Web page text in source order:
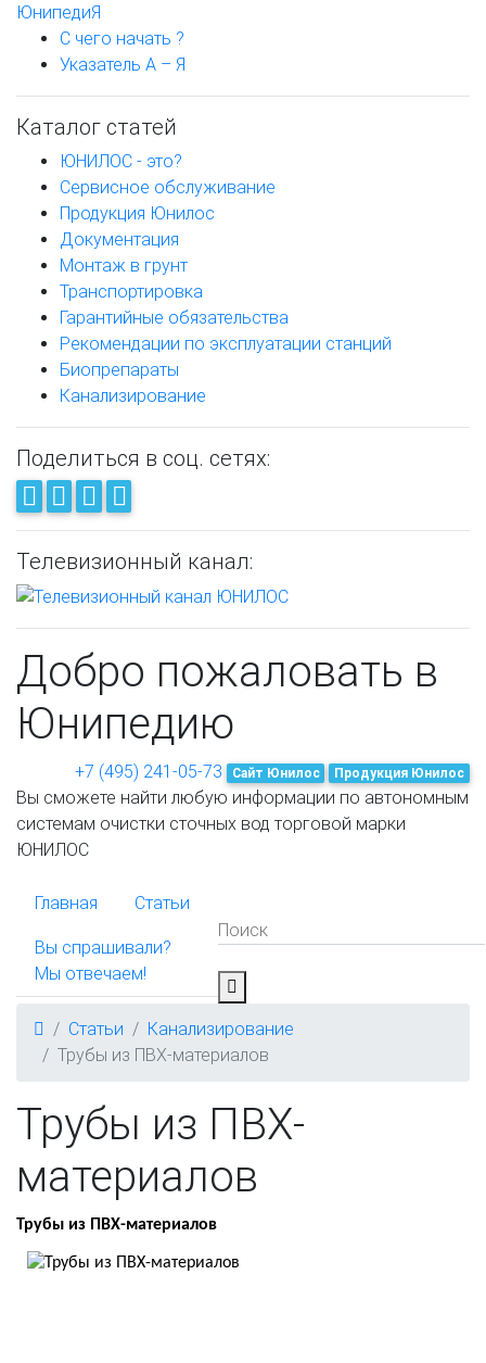
ЮнипедиЯ
С чего начать ?
Указатель А – Я
Каталог статей
ЮНИЛОС - это?
Сервисное обслуживание
Продукция Юнилос
Документация
Монтаж в грунт
Транспортировка
Гарантийные обязательства
Рекомендации по эксплуатации станций
Биопрепараты
Канализирование
Поделиться в соц. сетях:
Телевизионный канал:
Добро пожаловать в
Юнипедию
+7 (495) 241-05-73 Cайт Юнилос Продукция Юнилос
Вы сможете найти любую информации по автономным
системам очистки сточных вод торговой марки
ЮНИЛОС
Поиск
Главная Статьи
Вы спрашивали?
Мы отвечаем!
Статьи
Канализирование
Трубы из ПВХ-материалов
Трубы из ПВХ-
материалов
Трубы из ПВХ-материалов